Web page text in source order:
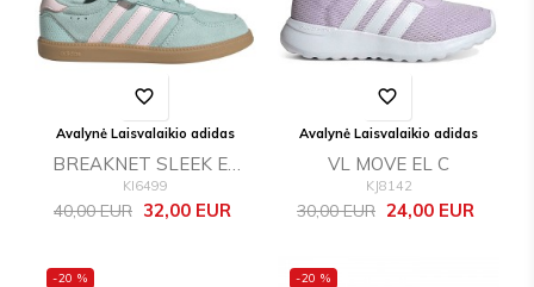
favorite_border
Avalynė Laisvalaikio adidas
BREAKNET SLEEK EL
C
KI6499
Bazinė
40,00 EUR Kaina
32,00 EUR
favorite_border
Avalynė Laisvalaikio adidas
VL MOVE EL C
KJ8142
Bazinė
30,00 EUR Kaina
24,00 EUR
-20 % -20 %